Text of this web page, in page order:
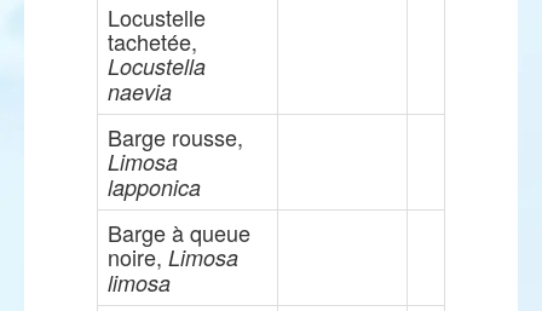
Locustelle
tachetée,
Locustella
naevia
Barge rousse,
Limosa
lapponica
Barge à queue
noire, Limosa
limosa